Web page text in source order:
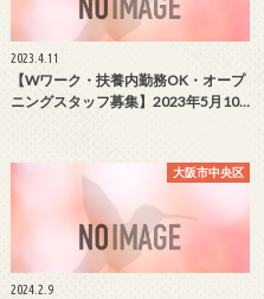
2023.4.11
【Wワーク・扶養内勤務OK・オープ
ニングスタッフ募集】2023年5月10…
大阪市中央区
2024.2.9